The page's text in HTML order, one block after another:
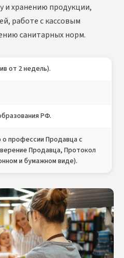
и хранению продукции,
работе с кассовым
санитарных норм.
от 2 недель).
РФ.
о профессии Продавца с
Продавца, Протокол
и бумажном виде).